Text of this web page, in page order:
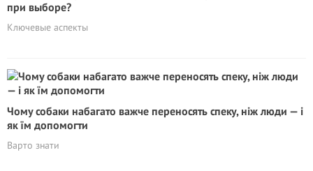
при выборе?
Ключевые аспекты
Чому собаки набагато важче переносять спеку, ніж люди — і
як їм допомогти
Варто знати